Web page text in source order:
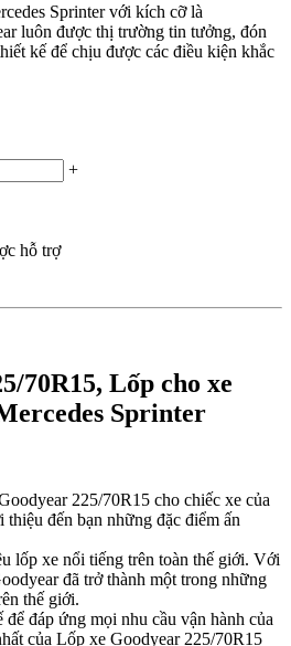
Sprinter với kích cỡ là
luôn được thị trường tin tưởng, đón
kế để chịu được các điều kiện khắc
+
hỗ trợ
70R15, Lốp cho xe
Sprinter
225/70R15 cho chiếc xe của
đến bạn những đặc điểm ấn
lốp xe nổi tiếng trên toàn thế giới. Với
đã trở thành một trong những
thế giới.
đáp ứng mọi nhu cầu vận hành của
của Lốp xe Goodyear 225/70R15